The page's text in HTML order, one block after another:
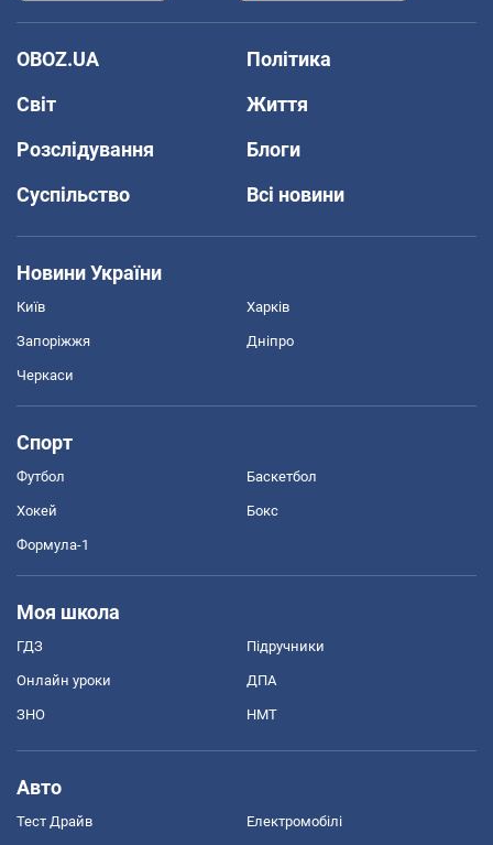
OBOZ.UA
Політика
Світ
Життя
Розслідування
Блоги
Суспільство
Всі новини
Новини України
Київ Харків
Запоріжжя Дніпро
Черкаси
Спорт
Футбол Баскетбол
Хокей Бокс
Формула-1
Моя школа
ГДЗ Підручники
Онлайн уроки ДПА
ЗНО НМТ
Авто
Тест Драйв Електромобілі